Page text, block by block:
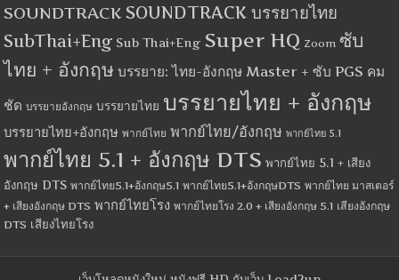
SOUNDTRACK SOUNDTRACK บรรยายไทย
SubThai+Eng Sub Thai+Eng Super HQ Zoom ซับ
ไทย + อังกฤษ บรรยาย: ไทย-อังกฤษ Master + ซับ PGS คม
ชัด บรรยายอังกฤษ บรรยายไทย บรรยายไทย + อังกฤษ
บรรยายไทย+อังกฤษ พากย์ไทย พากย์ไทย/อังกฤษ พากย์ไทย 5.1
พากย์ไทย 5.1 + อังกฤษ DTS พากย์ไทย 5.1 + เสียง
อังกฤษ DTS พากย์ไทย5.1+อังกฤษ5.1 พากย์ไทย5.1+อังกฤษDTS พากย์ไทย มาสเตอร์
+ เสียงอังกฤษ DTS พากย์ไทยโรง พากย์ไทยโรง 2.0 + เสียงอังกฤษ 5.1 เสียงอังกฤษ
DTS เสียงไทยโรง